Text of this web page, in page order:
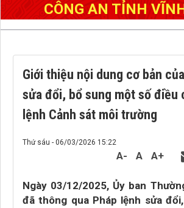
CÔNG AN TỈNH
Giới thiệu nội dung cơ bản
sửa đổi, bổ sung một số điều
lệnh Cảnh sát môi trường
Thứ sáu - 06/03/2026 15:22
A- A A+
Ngày 03/12/2025, Ủy ban
đã thông qua Pháp lệnh sửa